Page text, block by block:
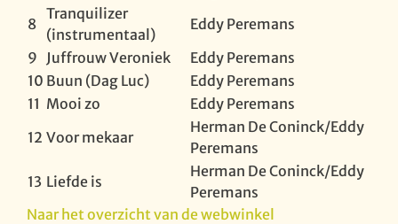
8
Tranquilizer
(instrumentaal)
Eddy Peremans
9 Juffrouw Veroniek
Eddy Peremans
10 Buun (Dag Luc)
Eddy Peremans
11 Mooi zo
Eddy Peremans
12 Voor mekaar
Herman De Coninck/Eddy
Peremans
13 Liefde is
Herman De Coninck/Eddy
Peremans
Naar het overzicht van de webwinkel